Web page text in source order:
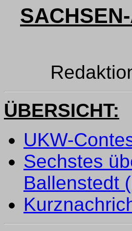
ÜBERSICHT:
UKW-
Sechstes
Ballenstedt